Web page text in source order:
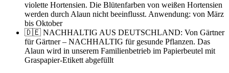
violette Hortensien. Die Blütenfarben von weißen Hortensien
werden durch Alaun nicht beeinflusst. Anwendung: von März
bis Oktober
🇩🇪 NACHHALTIG AUS DEUTSCHLAND: Von Gärtner
für Gärtner – NACHHALTIG für gesunde Pflanzen. Das
Alaun wird in unserem Familienbetrieb im Papierbeutel mit
Graspapier-Etikett abgefüllt